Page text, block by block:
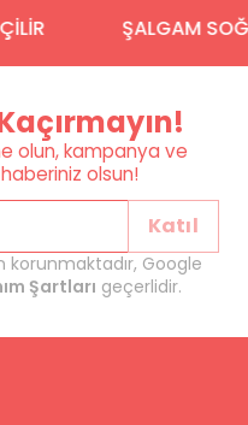
ŞALGAM SOĞUK İÇİLİR
olun, kampanya ve
olsun!
Katıl
korunmaktadır, Google
Şartları geçerlidir.